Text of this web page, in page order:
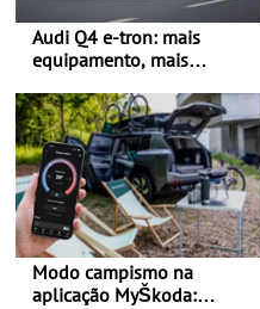
Audi Q4 e-tron: mais
equipamento, mais
ainda mais competitiva -
Até 740 quilómetros de
autonomia e carregamento
mais rápido
Modo campismo na
aplicação MyŠkoda: